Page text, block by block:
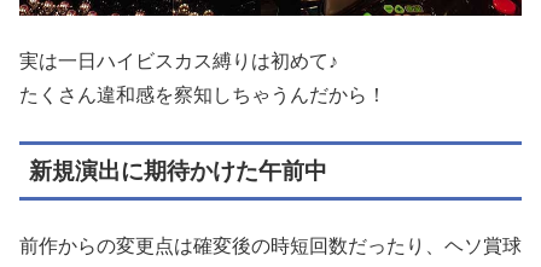
実は⼀⽇ハイビスカス縛りは初めて♪
たくさん違和感を察知しちゃうんだから！
新規演出に期待かけた午前中
前作からの変更点は確変後の時短回数だったり、ヘソ賞球